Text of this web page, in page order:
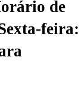
de
feira: